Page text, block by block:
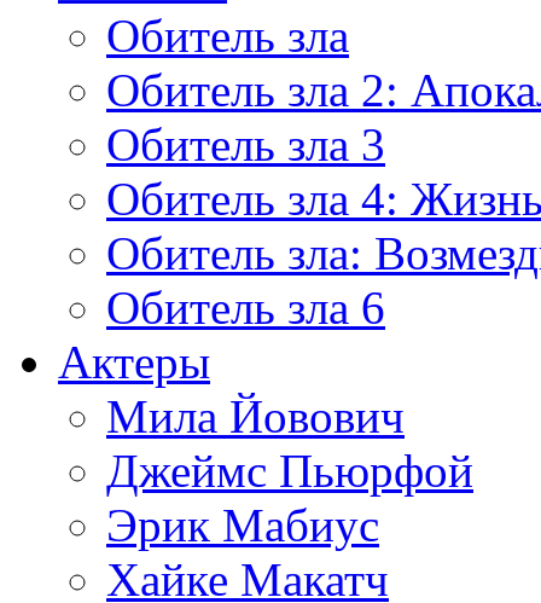
Обитель зла
Обитель зла 2:
Обитель зла 3
Обитель зла 4:
Обитель зла:
Обитель зла 6
Актеры
Мила Йовович
Джеймс Пьюрфой
Эрик Мабиус
Хайке Макатч